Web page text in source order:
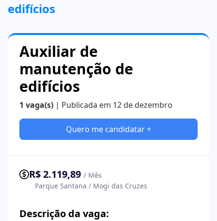
edifícios
Auxiliar de
manutenção de
edifícios
1 vaga(s) | Publicada em 12 de dezembro
Quero me candidatar +
R$ 2.119,89 / Mês
Parque Santana / Mogi das Cruzes
Descrição da vaga: